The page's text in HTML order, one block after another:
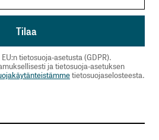
tietosuoja-asetusta (GDPR).
ja tietosuoja-asetuksen
tietosuojaselosteesta.